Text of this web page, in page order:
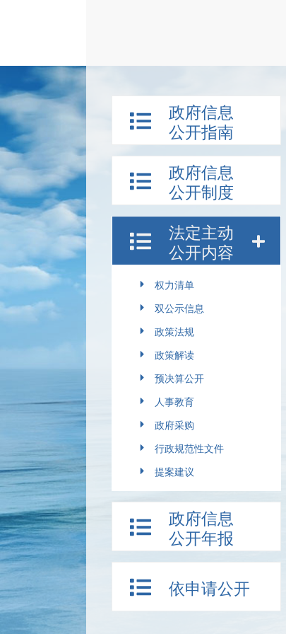
政府信息
公开指南
政府信息
公开制度
法定主动
公开内容
权力清单
双公示信息
政策法规
政策解读
预决算公开
人事教育
政府采购
行政规范性文件
提案建议
政府信息
公开年报
依申请公开